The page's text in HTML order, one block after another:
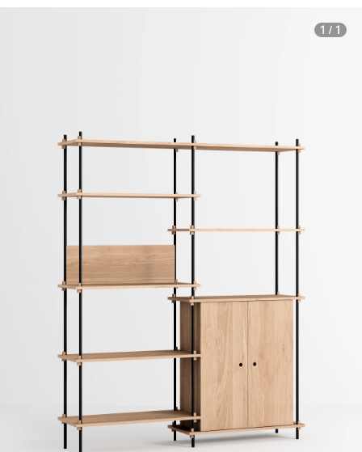
1 / 1